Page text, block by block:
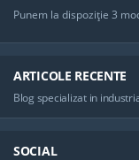
Punem la dispoziţie 3
ARTICOLE RECENTE
Blog specializat in
SOCIAL